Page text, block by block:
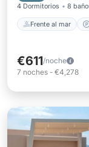
4 Dormitorios 8
Frente al mar
€611/noche
7 noches - €4,278